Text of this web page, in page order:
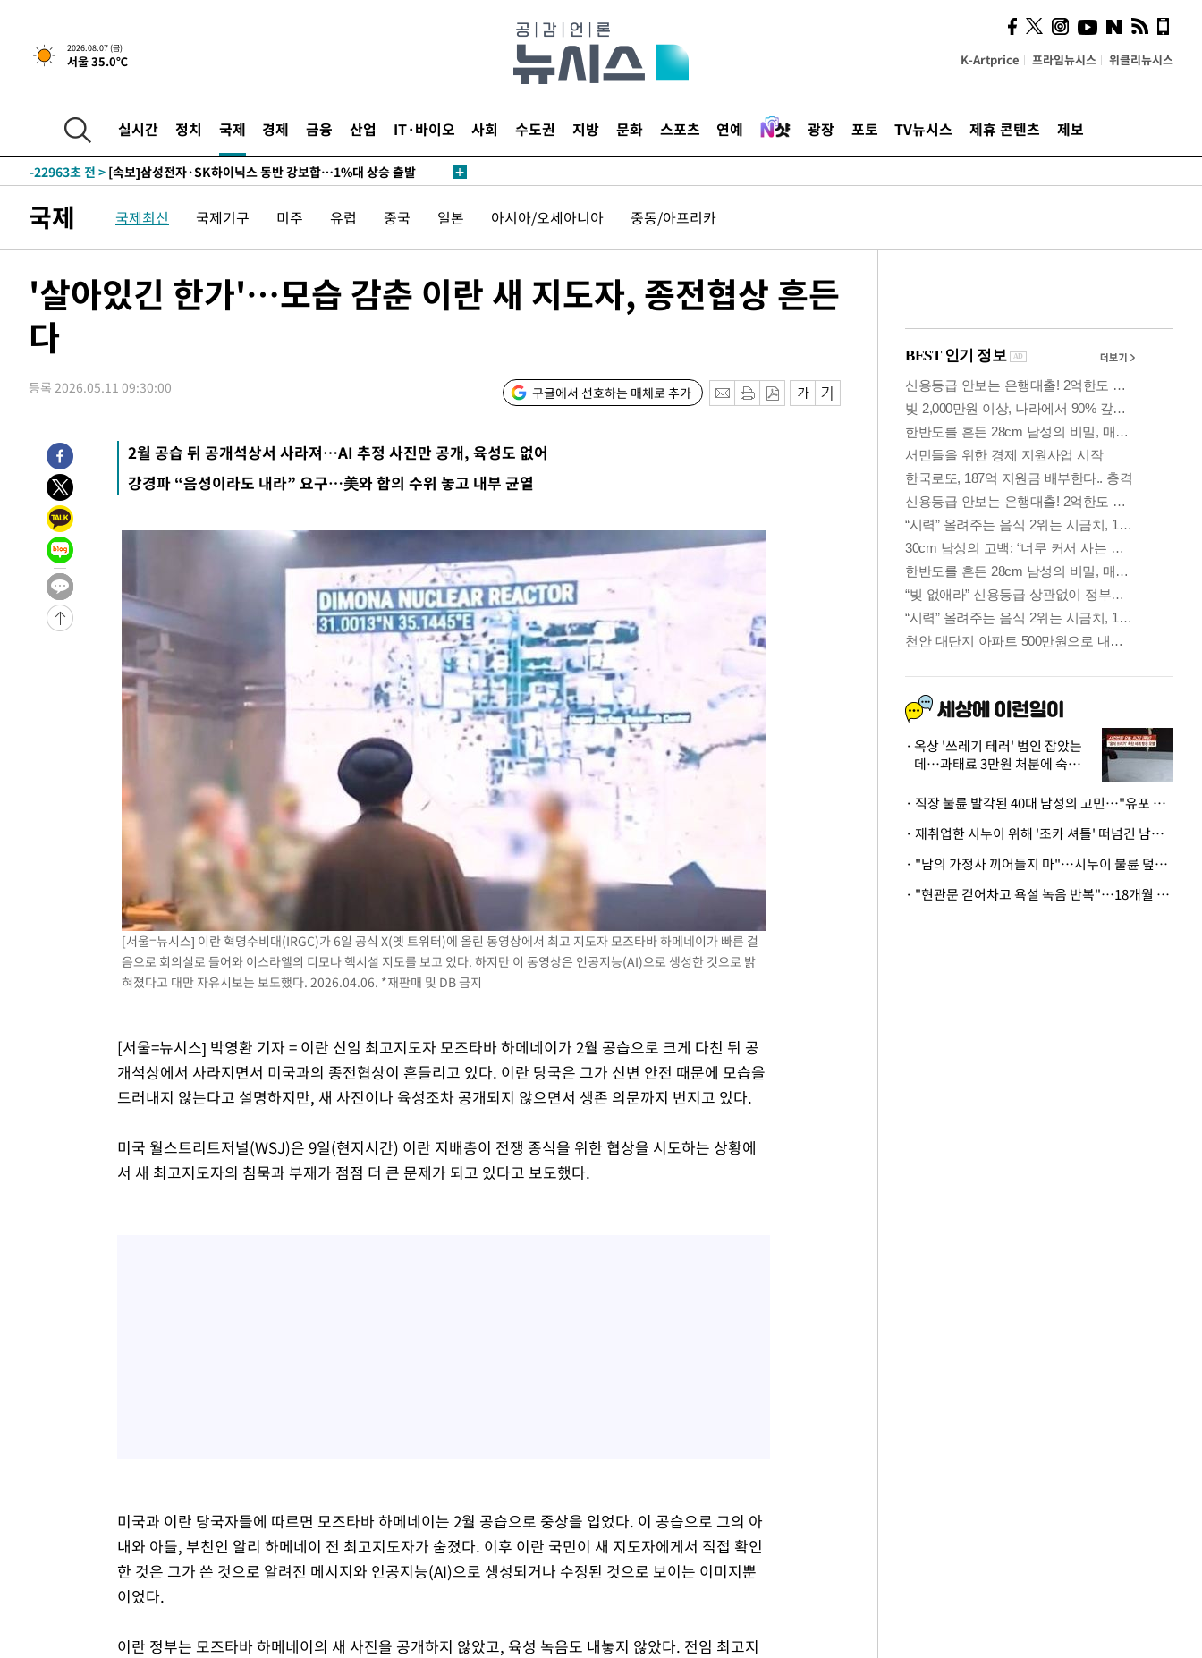
2026.08.07 (금)
서울 35.0℃ K-Artprice 프라임뉴시스 위클리뉴시스
실시간 정치 국제 경제 금융 산업 IT·바이오 사회 수도권 지방 문화 스포츠 연예 광장 포토 TV뉴시스 제휴 콘텐츠 제보
-25824초 전 >[속보]'300억원대 사기 혐의' 차가원 대표 구속 송치
-25018초 전 >"미 전국적 살모네라 식중독 원인은 멕시코산 할라피뇨"-- CDC
-23412초 전 >
[속보]합수본, '투표율 허위 입력' 중앙·서울·경기도 선관위 등 9곳
압수수색
-23167초 전 >
-22963초 전 > [속보]삼성전자·SK하이닉스 동반 강보합…1%대 상승 출발
-22917초 전 >
[속보]코스피, 6300선 재탈환…1.09% 오른 6365.07 개장
-20082초 전 >시리아 다마스쿠스 교외에서 미니버스 폭발.. 14명 부상, 3명은 중
-14344초 전 >이란, 호르무즈서 "적국 목표물들"과 대치로 남부 케슘섬에서 두차
례 큰 폭발음
-13059초 전 >
발효
-11210초 전 >
-30128초 전 >[속보]'채상병 순직 책임' 임성근, 항소심도 징역 3년
-29994초 전 >[속보]종합특검, '관저이전 봐주기 감사' 유병호 구속기소
-26594초 전 >
민주 콩고 에볼라환자 4천명 돌파, 4053명 발생 1850명 사망
-25844초 전 >
[속보]'300억원대 사기 혐의' 차가원 대표 구속 송치
-25038초 전 >
"미 전국적 살모네라 식중독 원인은 멕시코산 할라피뇨"-- CDC
-23551초 전 >
-23432초 전 >
[속보]합수본, '투표율 허위 입력' 중앙·서울·경기도 선관위 등 9곳
압수수색
-23187초 전 >
[속보]원·달러 환율, 오전 9시 1423.8원
-22983초 전 >
[속보]삼성전자·SK하이닉스 동반 강보합…1%대 상승 출발
-22969초 전 >
[속보]코스닥, 5.95포인트(0.74%) 상승한 807.62개장
[속보]코스피, 6300선 재탈환…1.09% 오른 6365.07 개장
시리아 다마스쿠스 교외에서 미니버스 폭발.. 14명 부상, 3명은 중
입추에도 극한더위…서울 낮 39도 '폭염중대경보'
이란, 호르무즈서 "적국 목표물들"과 대치로 남부 케슘섬에서 두차
[속보]美, 폴리실리콘 수입 규제…파생제품 15% 관세, 120일 후
[속보]트럼프, 美 원정출산 금지 행정명령 서명
[속보] 뉴욕증시, 일제 하락 마감…나스닥 0.06%↓
국제 국제최신 국제기구 미주 유럽 중국 일본 아시아/오세아니아 중동/아프리카
'살아있긴 한가'…모습 감춘 이란 새 지도자, 종전협상 흔든
다
등록 2026.05.11 09:30:00 구글에서 선호하는 매체로 추가
2월 공습 뒤 공개석상서 사라져…AI 추정 사진만 공개, 육성도 없어
강경파 “음성이라도 내라” 요구…美와 합의 수위 놓고 내부 균열
[서울=뉴시스] 이란 혁명수비대(IRGC)가 6일 공식 X(옛 트위터)에 올린 동영상에서 최고 지도자 모즈타바 하메네이가 빠른 걸
음으로 회의실로 들어와 이스라엘의 디모나 핵시설 지도를 보고 있다. 하지만 이 동영상은 인공지능(AI)으로 생성한 것으로 밝
혀졌다고 대만 자유시보는 보도했다. 2026.04.06. *재판매 및 DB 금지
[서울=뉴시스] 박영환 기자 = 이란 신임 최고지도자 모즈타바 하메네이가 2월 공습으로 크게 다친 뒤 공
개석상에서 사라지면서 미국과의 종전협상이 흔들리고 있다. 이란 당국은 그가 신변 안전 때문에 모습을
드러내지 않는다고 설명하지만, 새 사진이나 육성조차 공개되지 않으면서 생존 의문까지 번지고 있다.
미국 월스트리트저널(WSJ)은 9일(현지시간) 이란 지배층이 전쟁 종식을 위한 협상을 시도하는 상황에
서 새 최고지도자의 침묵과 부재가 점점 더 큰 문제가 되고 있다고 보도했다.
미국과 이란 당국자들에 따르면 모즈타바 하메네이는 2월 공습으로 중상을 입었다. 이 공습으로 그의 아
내와 아들, 부친인 알리 하메네이 전 최고지도자가 숨졌다. 이후 이란 국민이 새 지도자에게서 직접 확인
한 것은 그가 쓴 것으로 알려진 메시지와 인공지능(AI)으로 생성되거나 수정된 것으로 보이는 이미지뿐
이었다.
이란 정부는 모즈타바 하메네이의 새 사진을 공개하지 않았고, 육성 녹음도 내놓지 않았다. 전임 최고지
시, 스마트폰 액세서리에
NFC 더했다
옥상 '쓰레기 테러' 범인 잡았는
데…과태료 3만원 처분에 숙박업
· 직장 불륜 발각된 40대 남성의 고민…"유포 동료 명예훼손·협박죄 고소 가능할까"
· 재취업한 시누이 위해 '조카 셔틀' 떠넘긴 남편…아내 "난 못한다"
· "남의 가정사 끼어들지 마"…시누이 불륜 덮으려는 남편에 억울한 아내
· "현관문 걷어차고 욕설 녹음 반복"…18개월 아기 키우는 집 뒤흔든 '앞집의 비극'